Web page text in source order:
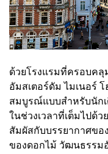
ด้วยโรงแรมที่ครอบคลุ
อัมสเตอร์ดัม ไมเนอร์
สมบูรณ์แบบสำหรับนักเ
ในช่วงเวลาที่เต็มไปด้
สัมผัสกับบรรยากาศขอ
ของดอกไม้ วัฒนธรรม